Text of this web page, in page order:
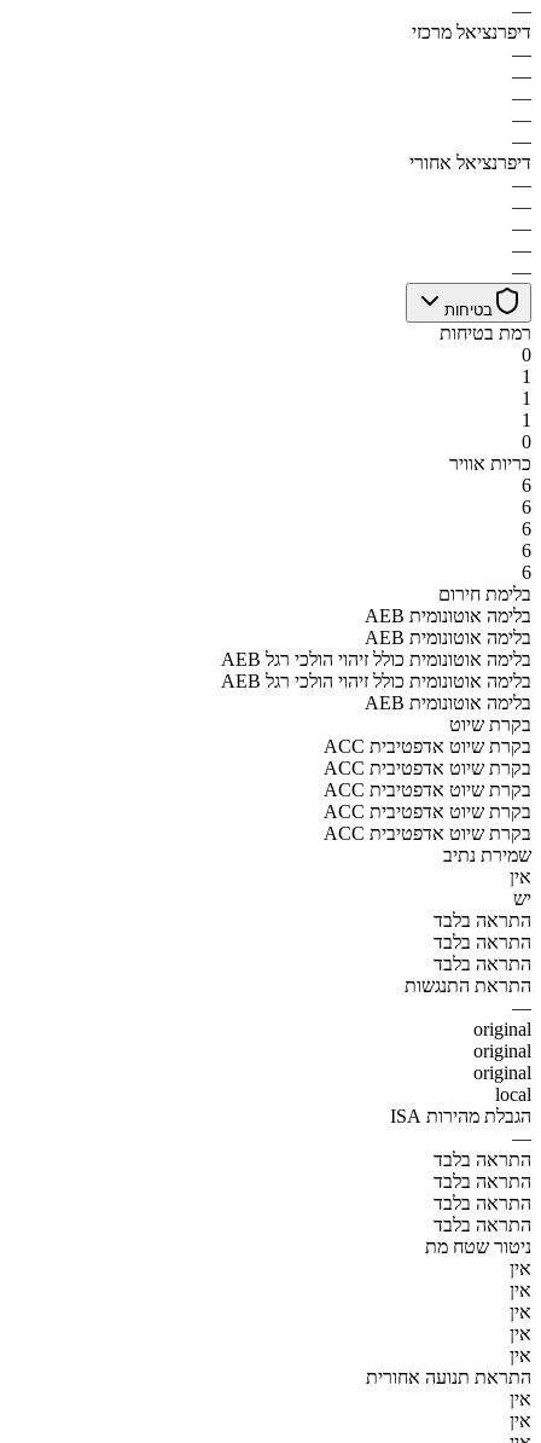
—
דיפרנציאל מרכזי
—
—
—
—
—
דיפרנציאל אחורי
—
—
—
—
—
בטיחות
רמת בטיחות
0
1
1
1
0
כריות אוויר
6
6
6
6
6
בלימת חירום
AEB בלימה אוטונומית
AEB בלימה אוטונומית
AEB בלימה אוטונומית כולל זיהוי הולכי רגל
AEB בלימה אוטונומית כולל זיהוי הולכי רגל
AEB בלימה אוטונומית
בקרת שיוט
ACC בקרת שיוט אדפטיבית
ACC בקרת שיוט אדפטיבית
ACC בקרת שיוט אדפטיבית
ACC בקרת שיוט אדפטיבית
ACC בקרת שיוט אדפטיבית
שמירת נתיב
אין
יש
התראה בלבד
התראה בלבד
התראה בלבד
התראת התנגשות
—
original
original
original
local
הגבלת מהירות ISA
—
התראה בלבד
התראה בלבד
התראה בלבד
התראה בלבד
ניטור שטח מת
אין
אין
אין
אין
אין
התראת תנועה אחורית
אין
אין